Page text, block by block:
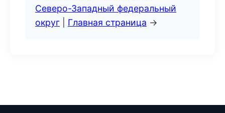
Северо-Западный федеральный
округ
Главная страница →